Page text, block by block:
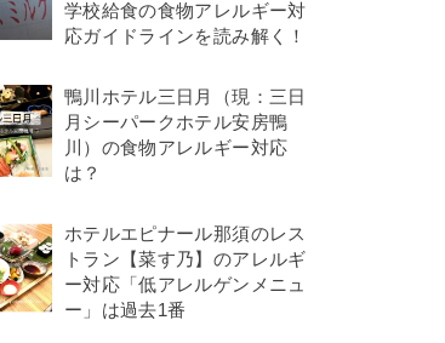
学校給食の食物アレルギー対
応ガイドラインを読み解く！
鴨川ホテル三日月（現：三日
月シーパークホテル安房鴨
川）の食物アレルギー対応
は？
ホテルエピナール那須のレス
トラン【菜す乃】のアレルギ
ー対応「低アレルゲンメニュ
ー」は過去1番